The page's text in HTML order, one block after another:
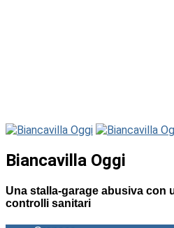
Biancavilla Oggi
Una stalla-garage abusiva con
controlli sanitari